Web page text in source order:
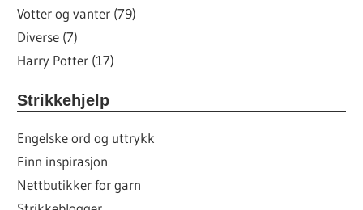
Votter og vanter (79)
Diverse (7)
Harry Potter (17)
Strikkehjelp
Engelske ord og uttrykk
Finn inspirasjon
Nettbutikker for garn